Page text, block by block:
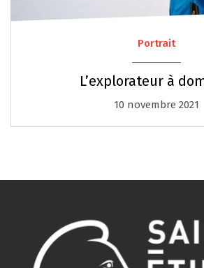
Portrait
L’explorateur à
10 novembre 2021